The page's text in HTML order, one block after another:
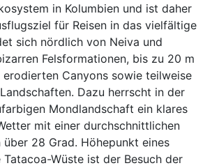
in Kolumbien und ist daher
für Reisen in das vielfältige
sich nördlich von Neiva und
Felsformationen, bis zu 20 m
Canyons sowie teilweise
Dazu herrscht in der
Mondlandschaft ein klares
mit einer durchschnittlichen
28 Grad. Höhepunkt eines
Wüste ist der Besuch der